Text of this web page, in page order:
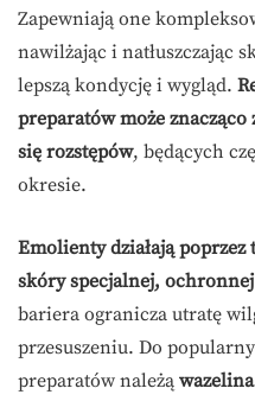
Zapewniają one
nawilżając i natłuszczając
lepszą kondycję i wygląd.
preparatów może
się rozstępów, będących
okresie.
Emolienty działają
skóry specjalnej,
bariera ogranicza utratę
przesuszeniu. Do
preparatów należą